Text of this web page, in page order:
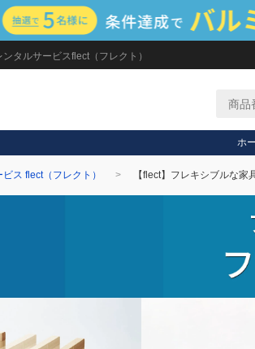
タルサービスflect（フレクト）
ホ
ス flect（フレクト） 【flect】フレキシブルな家